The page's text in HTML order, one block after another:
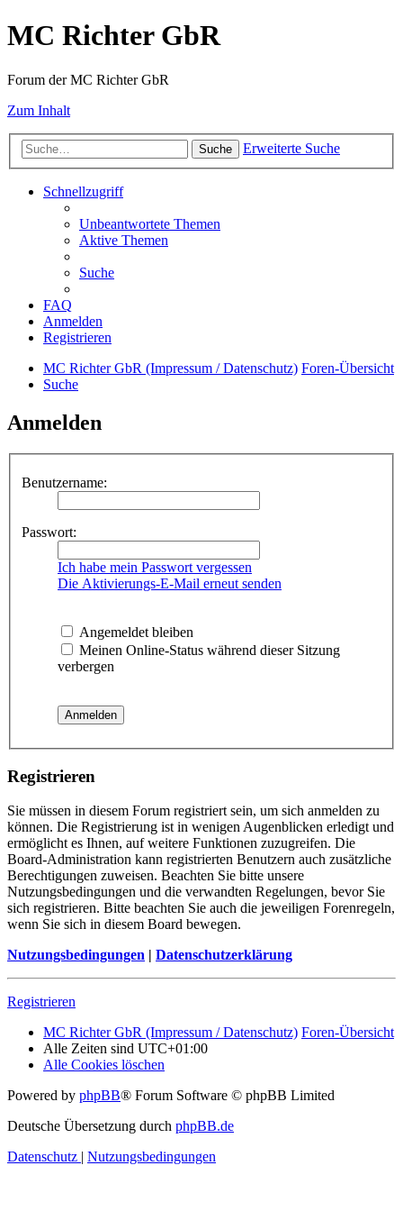
MC Richter GbR
Forum der MC Richter GbR
Zum Inhalt
Suche Erweiterte Suche
Schnellzugriff
Unbeantwortete Themen
Aktive Themen
Suche
FAQ
Anmelden
Registrieren
MC Richter GbR (Impressum / Datenschutz) Foren-Übersicht
Suche
Anmelden
Benutzername:
Passwort:
Ich habe mein Passwort vergessen
Die Aktivierungs-E-Mail erneut senden
Angemeldet bleiben
Meinen Online-Status während dieser Sitzung
verbergen
Registrieren
Sie müssen in diesem Forum registriert sein, um sich anmelden zu
können. Die Registrierung ist in wenigen Augenblicken erledigt und
ermöglicht es Ihnen, auf weitere Funktionen zuzugreifen. Die
Board-Administration kann registrierten Benutzern auch zusätzliche
Berechtigungen zuweisen. Beachten Sie bitte unsere
Nutzungsbedingungen und die verwandten Regelungen, bevor Sie
sich registrieren. Bitte beachten Sie auch die jeweiligen Forenregeln,
wenn Sie sich in diesem Board bewegen.
Nutzungsbedingungen | Datenschutzerklärung
Registrieren
MC Richter GbR (Impressum / Datenschutz) Foren-Übersicht
Alle Zeiten sind UTC+01:00
Alle Cookies löschen
Powered by phpBB® Forum Software © phpBB Limited
Deutsche Übersetzung durch phpBB.de
Datenschutz | Nutzungsbedingungen